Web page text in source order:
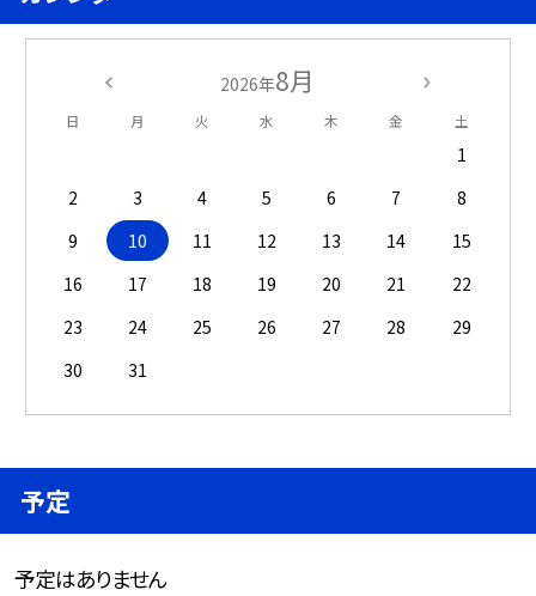
2026年8月
日 月 火 水 木 金 土
1
2
3 4 5 6 7
8
9
10 11 12 13 14
15
16
17 18 19 20 21
22
23
24 25 26 27 28
29
30
31
予定
予定はありません